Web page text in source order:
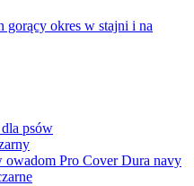
gorący okres w stajni i na
psów
Pro Cover Dura navy